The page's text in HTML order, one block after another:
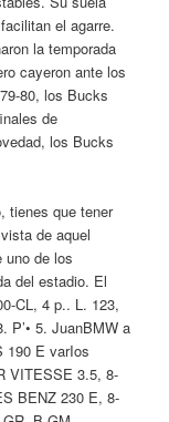
el agarre.
la temporada
cayeron ante los
80, los Bucks
de
los Bucks
tienes que tener
de aquel
uno de los
del estadio. El
CL, 4 p.. L. 123,
P’• 5. JuanBMW a
190 E varIos
VITESSE 3.5, 8-
BENZ 230 E, 8-